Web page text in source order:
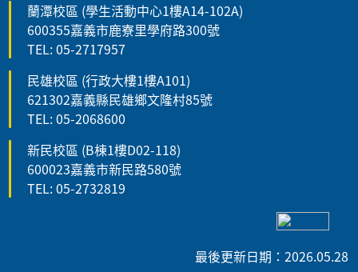
蘭潭校區 (學生活動中心1樓A14-102A)
600355嘉義市鹿寮里學府路300號
TEL: 05-2717957
民雄校區 (行政大樓1樓A101)
621302嘉義縣民雄鄉文隆村85號
TEL: 05-2068600
新民校區 (B棟1樓D02-118)
600023嘉義市新民路580號
TEL: 05-2732819
最後更新日期：2026.05.28